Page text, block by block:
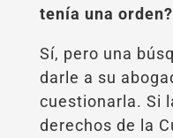
tenía una orden?
Sí, pero una
darle a su
cuestionarla. Si
derechos de la